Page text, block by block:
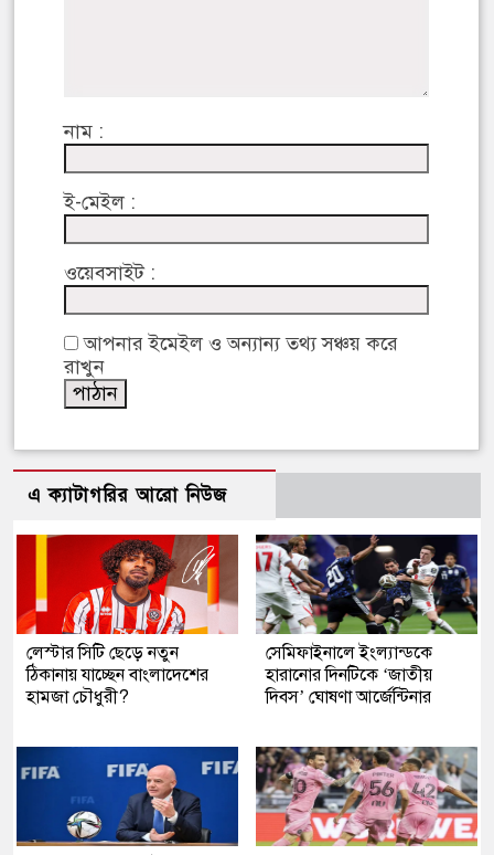
নাম :
ই-মেইল :
ওয়েবসাইট :
আপনার ইমেইল ও অন্যান্য তথ্য সঞ্চয় করে
রাখুন
এ ক্যাটাগরির আরো নিউজ
লেস্টার সিটি ছেড়ে নতুন
ঠিকানায় যাচ্ছেন বাংলাদেশের
হামজা চৌধুরী?
সেমিফাইনালে ইংল্যান্ডকে
হারানোর দিনটিকে ‘জাতীয়
দিবস’ ঘোষণা আর্জেন্টিনার